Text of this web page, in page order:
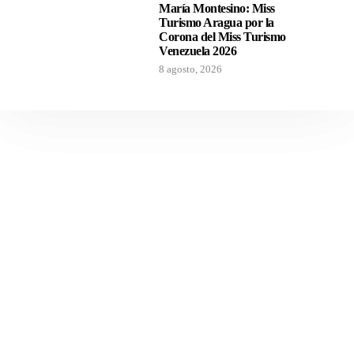
María Montesino: Miss
Turismo Aragua por la
Corona del Miss Turismo
Venezuela 2026
8 agosto, 2026